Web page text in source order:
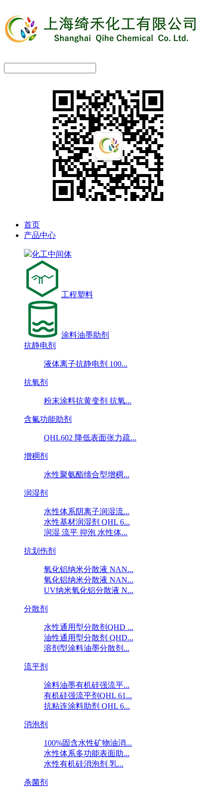
首页
产品中心
化工中间体
工程塑料
涂料油墨助剂
抗静电剂
液体离子抗静电剂 100...
抗氧剂
粉末涂料抗黄变剂 抗氧...
含氟功能助剂
QHL602 降低表面张力疏...
增稠剂
水性聚氨酯缔合型增稠...
润湿剂
水性体系阴离子润湿流...
水性基材润湿剂 QHL 6...
润湿 流平 抑泡 水性体...
抗划伤剂
氧化铝纳米分散液 NAN...
氧化铝纳米分散液 NAN...
UV纳米氧化铝分散液 N...
分散剂
水性通用型分散剂QHD ...
油性通用型分散剂 QHD...
溶剂型涂料油墨分散剂...
流平剂
涂料油墨有机硅强流平...
有机硅强流平剂QHL 61...
抗粘连涂料助剂 QHL 6...
消泡剂
100%固含水性矿物油消...
水性体系多功能表面助...
水性有机硅消泡剂 乳...
杀菌剂